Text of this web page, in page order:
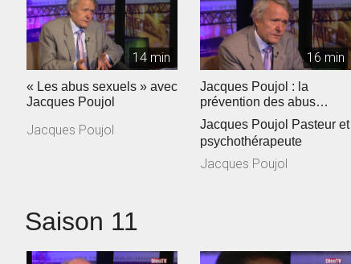
14 min
« Les abus sexuels » avec
Jacques Poujol
Jacques Poujol
16 min
Jacques Poujol : la
prévention des abus
sexuels dans les Eglises
Jacques Poujol Pasteur et
psychothérapeute
Jacques Poujol
Saison 11